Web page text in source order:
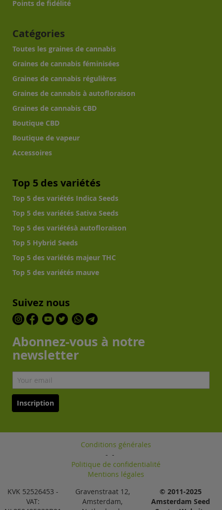
Points de fidélité
Catégories
Toutes les graines de cannabis
Graines de cannabis féminisées
Graines de cannabis régulières
Graines de cannabis à autofloraison
Graines de cannabis CBD
Boutique CBD
Boutique de vapeur
Accessoires
Top 5 des variétés
Top 5 des variétés Indica Seeds
Top 5 des variétés Sativa Seeds
Top 5 des variétésà autofloraison
Top 5 Hybrid Seeds
Top 5 des variétés majeur THC
Top 5 des variétés mauve
Suivez nous
Abonnez-vous à notre
newsletter
Inscription
Conditions générales
-
Politique de confidentialité
-
Mentions légales
KVK 52526453 -
VAT:
Gravenstraat 12,
Amsterdam,
© 2011-2025
Amsterdam Seed